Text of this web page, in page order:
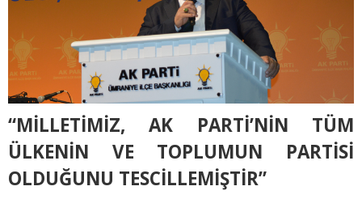
“MİLLETİMİZ, AK PARTİ’NİN TÜM
ÜLKENİN VE TOPLUMUN PARTİSİ
OLDUĞUNU TESCİLLEMİŞTİR”